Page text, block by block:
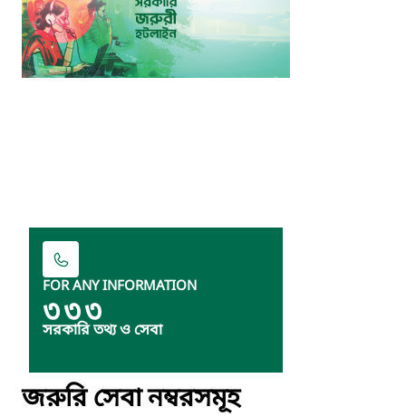
FOR ANY INFORMATION
৩৩৩
সরকারি তথ্য ও সেবা
জরুরি সেবা নম্বরসমূহ